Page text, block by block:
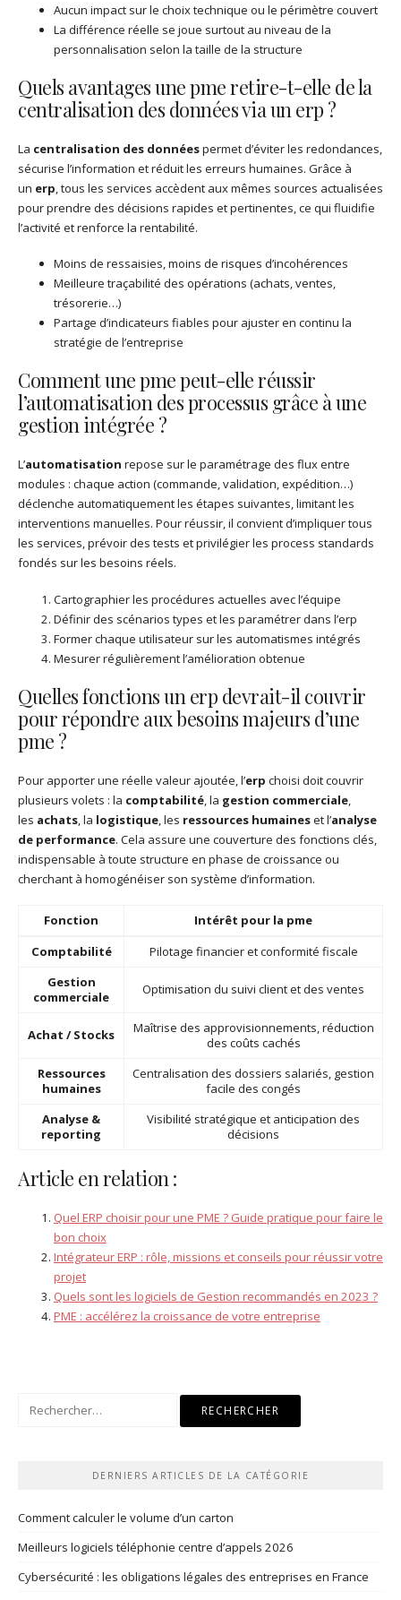
Aucun impact sur le choix technique ou le périmètre couvert
La différence réelle se joue surtout au niveau de la
personnalisation selon la taille de la structure
Quels avantages une pme retire-t-elle de la
centralisation des données via un erp ?
La centralisation des donnéespermet d’éviter les redondances,
sécurise l’information et réduit les erreurs humaines. Grâce à
un erp, tous les services accèdent aux mêmes sources actualisées
pour prendre des décisions rapides et pertinentes, ce qui fluidifie
l’activité et renforce la rentabilité.
Moins de ressaisies, moins de risques d’incohérences
Meilleure traçabilité des opérations (achats, ventes,
trésorerie…)
Partage d’indicateurs fiables pour ajuster en continu la
stratégie de l’entreprise
Comment une pme peut-elle réussir
l’automatisation des processus grâce à une
gestion intégrée ?
L’automatisation repose sur le paramétrage des flux entre
modules : chaque action (commande, validation, expédition…)
déclenche automatiquement les étapes suivantes, limitant les
interventions manuelles. Pour réussir, il convient d’impliquer tous
les services, prévoir des tests et privilégier les process standards
fondés sur les besoins réels.
Cartographier les procédures actuelles avec l’équipe
Définir des scénarios types et les paramétrer dans l’erp
Former chaque utilisateur sur les automatismes intégrés
Mesurer régulièrement l’amélioration obtenue
Quelles fonctions un erp devrait-il couvrir
pour répondre aux besoins majeurs d’une
pme ?
Pour apporter une réelle valeur ajoutée, l’erp choisi doit couvrir
plusieurs volets : la comptabilité, la gestion commerciale,
les achats, la logistique, les ressources humaineset l’analyse
de performance. Cela assure une couverture des fonctions clés,
indispensable à toute structure en phase de croissance ou
cherchant à homogénéiser son système d’information.
Fonction
Intérêt pour la pme
Comptabilité
Pilotage financier et conformité fiscale
Gestion
commerciale
Optimisation du suivi client et des ventes
Achat / Stocks
Maîtrise des approvisionnements, réduction
des coûts cachés
Ressources
humaines
Centralisation des dossiers salariés, gestion
facile des congés
Analyse &
reporting
Visibilité stratégique et anticipation des
décisions
Article en relation :
Quel ERP choisir pour une PME ? Guide pratique pour faire le
bon choix
Intégrateur ERP : rôle, missions et conseils pour réussir votre
projet
Quels sont les logiciels de Gestion recommandés en 2023 ?
PME : accélérez la croissance de votre entreprise
Rechercher :
DERNIERS ARTICLES DE LA CATÉGORIE
Comment calculer le volume d’un carton
Meilleurs logiciels téléphonie centre d’appels 2026
Cybersécurité : les obligations légales des entreprises en France